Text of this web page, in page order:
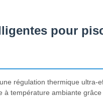
pour
régulation thermique
à température ambiante